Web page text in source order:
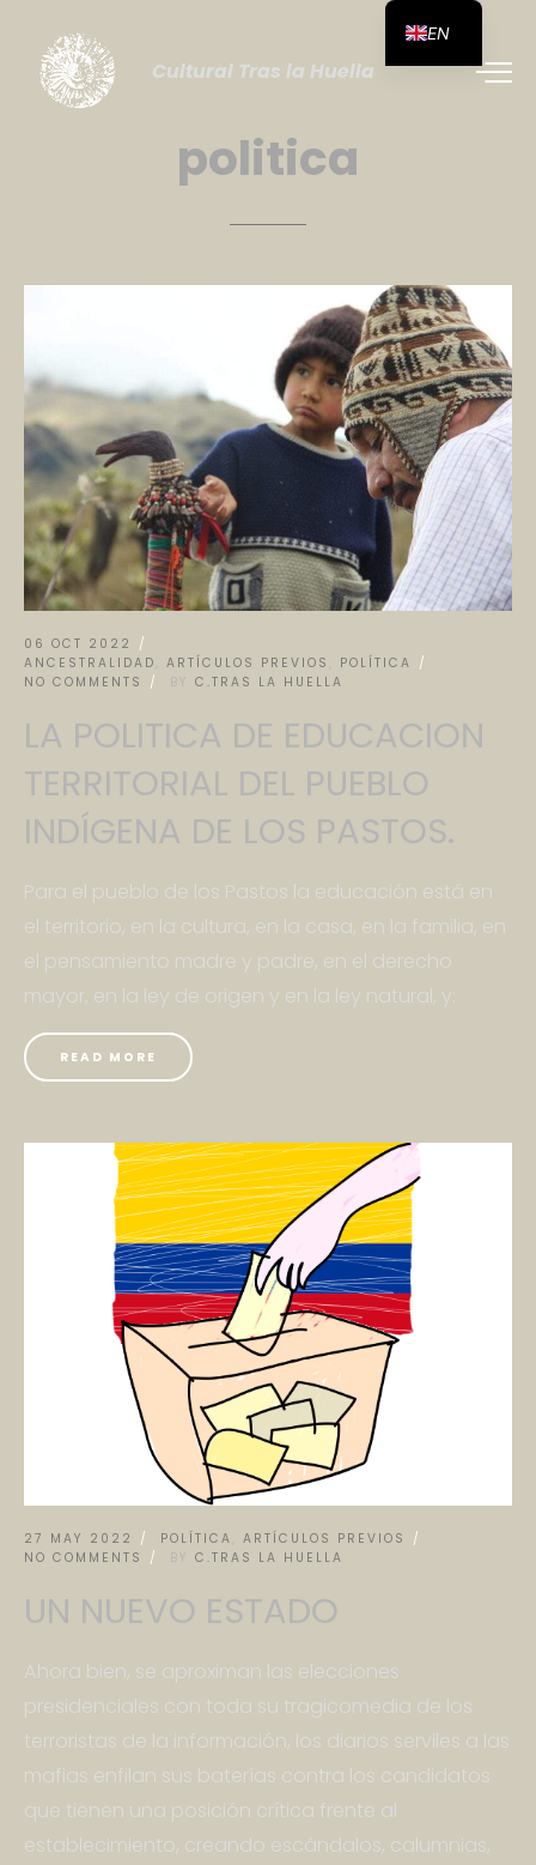
Cultural Tras la Huella
politica
06 OCT 2022
ANCESTRALIDAD
ARTÍCULOS PREVIOS
POLÍTICA
NO COMMENTS
BY C.TRAS LA HUELLA
LA POLITICA DE EDUCACION
TERRITORIAL DEL PUEBLO
INDÍGENA DE LOS PASTOS.
Para el pueblo de los Pastos la educación está en
el territorio, en la cultura, en la casa, en la familia, en
el pensamiento madre y padre, en el derecho
mayor, en la ley de origen y en la ley natural, y:
READ MORE
27 MAY 2022 POLÍTICA
ARTÍCULOS PREVIOS
NO COMMENTS
BY C.TRAS LA HUELLA
UN NUEVO ESTADO
Ahora bien, se aproximan las elecciones
presidenciales con toda su tragicomedia de los
terroristas de la información, los diarios serviles a las
mafias enfilan sus baterías contra los candidatos
que tienen una posición crítica frente al
establecimiento, creando escándalos, calumnias,
EN